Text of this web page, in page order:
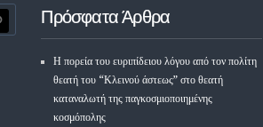
Πρόσφατα Άρθρα
Η πορεία του ευριπίδειου λόγου από τον πολίτη
θεατή του “Κλεινού άστεως” στο θεατή
καταναλωτή της παγκοσμιοποιημένης
κοσμόπολης